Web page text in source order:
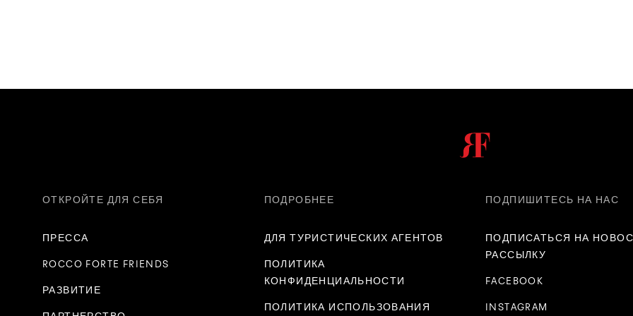
ОТКРОЙТЕ ДЛЯ СЕБЯ
ПРЕССА
ROCCO FORTE FRIENDS
РАЗВИТИЕ
ПОДРОБНЕЕ
ДЛЯ ТУРИСТИЧЕСКИХ АГЕНТОВ
ПОЛИТИКА
КОНФИДЕНЦИАЛЬНОСТИ
ПОЛИТИКА ИСПОЛЬЗОВАНИЯ
ПОДПИШИТЕСЬ НА НАС
ПОДПИСАТЬСЯ НА
РАССЫЛКУ
FACEBOOK
INSTAGRAM